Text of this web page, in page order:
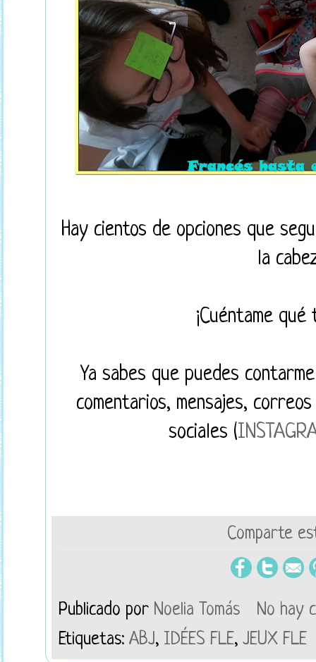
Hay cientos de opciones que
la
¡Cuéntame
Ya sabes que puedes
comentarios, mensajes,
sociales (
Comparte
Publicado por Noelia Tomás
No hay
Etiquetas: ABJ, IDÉES FLE, JEUX FLE